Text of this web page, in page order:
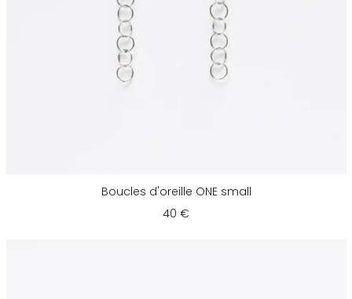
Boucles d'oreille ONE small
40 €